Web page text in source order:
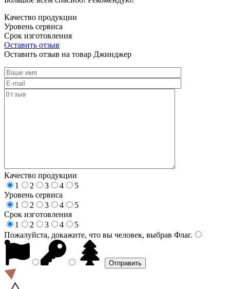
Качество продукции
Уровень сервиса
Срок изготовления
Оставить отзыв
Оставить отзыв на товар Джинджер
Качество продукции
1
2 3 4
5
Уровень сервиса
1
2 3 4
5
Срок изготовления
1
2 3 4
5
Пожалуйста, докажите, что вы человек, выбрав Флаг.